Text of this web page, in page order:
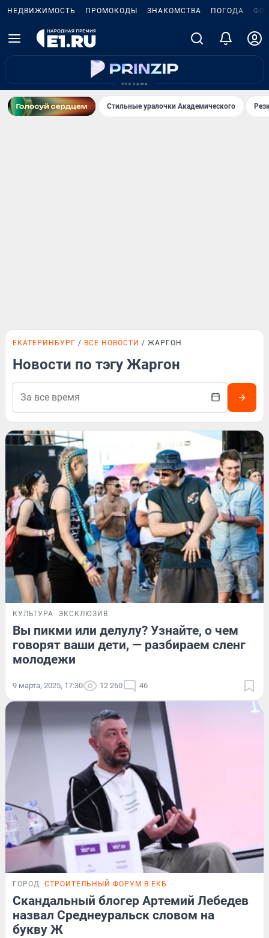
НЕДВИЖИМОСТЬ ПРОМОКОДЫ ЗНАКОМСТВА ПОГОДА
Стильные уралочки Академического
ЕКАТЕРИНБУРГ ВСЕ НОВОСТИ ЖАРГОН
Новости по тэгу Жаргон
КУЛЬТУРА ЭКСКЛЮЗИВ
Вы пикми или делулу? Узнайте, о чем
говорят ваши дети, — разбираем сленг
молодежи
9 марта, 2025, 17:30 12 260 46
ГОРОД СТРОИТЕЛЬНЫЙ ФОРУМ В ЕКБ
Скандальный блогер Артемий Лебедев
назвал Среднеуральск словом на
букву Ж